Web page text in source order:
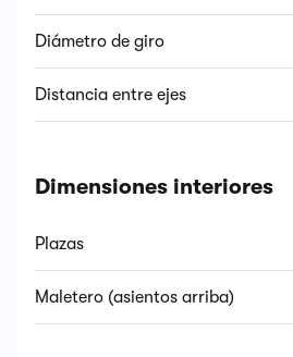
Diámetro de giro
Distancia entre ejes
Dimensiones interiores
Plazas
Maletero (asientos arriba)